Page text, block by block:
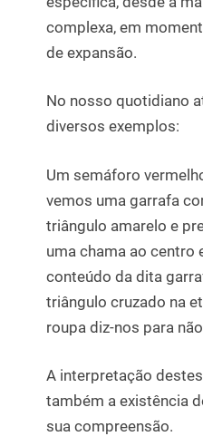
complexa, em
de expansão.
No nosso quotidiano
diversos exemplos:
Um semáforo
vemos uma garrafa
triângulo amarelo e
uma chama ao centro
conteúdo da dita
triângulo cruzado na
roupa diz-nos para
A interpretação
também a existência
sua compreensão.